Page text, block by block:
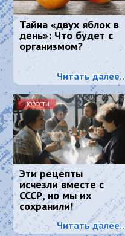
Тайна «двух яблок в
день»: Что будет с
организмом?
Читать далее..
НОВОСТИ
Эти рецепты
исчезли вместе с
СССР, но мы их
сохранили!
Читать далее..